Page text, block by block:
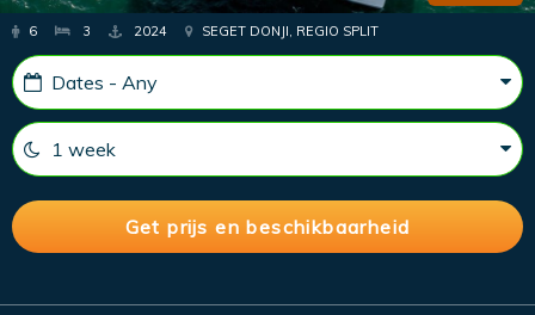
6 3 2024 SEGET DONJI, REGIO SPLIT